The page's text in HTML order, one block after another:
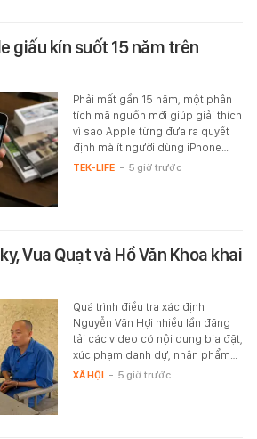
giấu kín suốt 15 năm trên
Phải mất gần 15 năm, một phân
tích mã nguồn mới giúp giải thích
vì sao Apple từng đưa ra quyết
định mà ít người dùng iPhone…
TEK-LIFE - 5 giờ trước
Vua Quạt và Hồ Văn Khoa khai
Quá trình điều tra xác định
Nguyễn Văn Hợi nhiều lần đăng
tải các video có nội dung bịa đặt,
xúc phạm danh dự, nhân phẩm…
XÃ HỘI - 5 giờ trước